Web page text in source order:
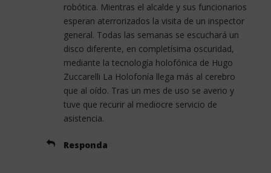
robótica. Mientras el alcalde y sus funcionarios
esperan aterrorizados la visita de un inspector
general. Todas las semanas se escuchará un
disco diferente, en completísima oscuridad,
mediante la tecnología holofónica de Hugo
Zuccarelli La Holofonía llega más al cerebro
que al oído. Tras un mes de uso se averio y
tuve que recurir al mediocre servicio de
asistencia.
Responda